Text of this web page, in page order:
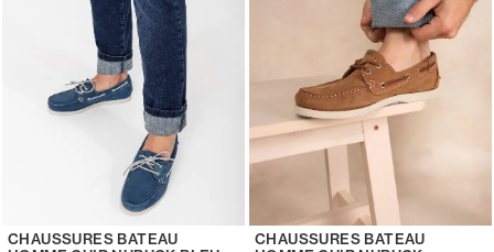
CHAUSSURES BATEAU
CHAUSSURES BATEAU